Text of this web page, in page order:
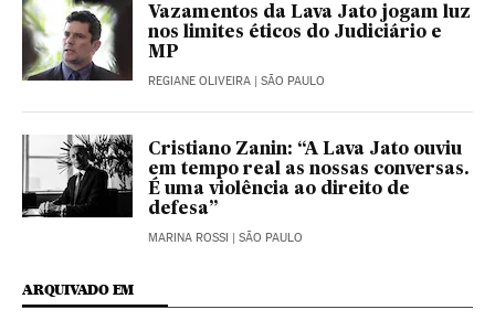
Vazamentos da Lava Jato jogam luz
nos limites éticos do Judiciário e
MP
REGIANE OLIVEIRA | SÃO PAULO
Cristiano Zanin: “A Lava Jato ouviu
em tempo real as nossas conversas.
É uma violência ao direito de
defesa”
MARINA ROSSI | SÃO PAULO
ARQUIVADO EM